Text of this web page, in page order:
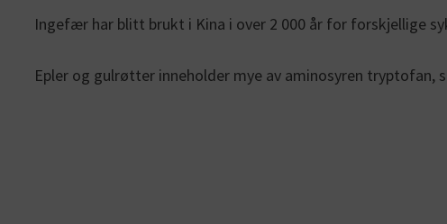
Ingefær har blitt brukt i Kina i over 2 000 år for forskjellige
Epler og gulrøtter inneholder mye av aminosyren tryptofan,